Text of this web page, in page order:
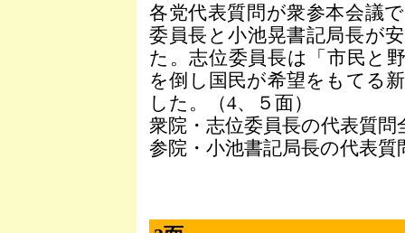
各党代表質問が衆参本会議
委員長と小池晃書記局長が
た。志位委員長は「市民と
を倒し国民が希望をもてる
した。（4、５面）
衆院・志位委員長の代表質問
参院・小池書記局長の代表質